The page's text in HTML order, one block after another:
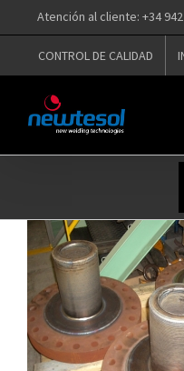
contenido
Atención al cliente: +34
CONTROL DE CALIDAD